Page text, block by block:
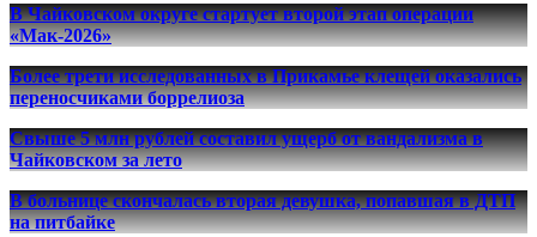
В Чайковском округе стартует второй этап операции
«Мак-2026»
Более трети исследованных в Прикамье клещей оказались
переносчиками боррелиоза
Свыше 5 млн рублей составил ущерб от вандализма в
Чайковском за лето
В больнице скончалась вторая девушка, попавшая в ДТП
на питбайке